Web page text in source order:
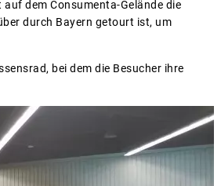
dem Consumenta-Gelände die
durch Bayern getourt ist, um
bei dem die Besucher ihre